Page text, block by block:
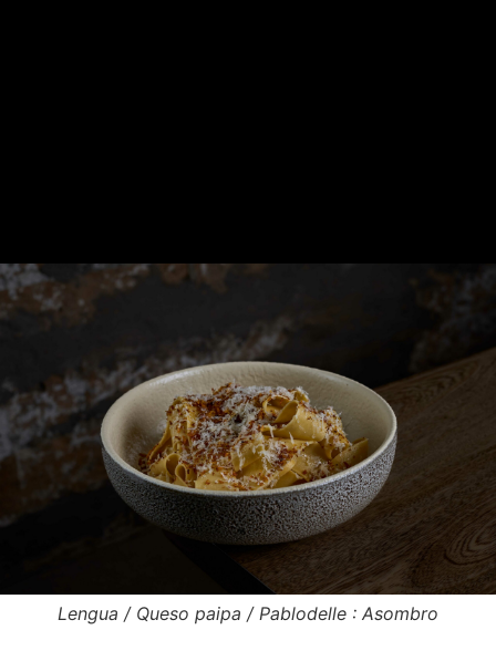
Lengua / Queso paipa / Pablodelle : Asombro